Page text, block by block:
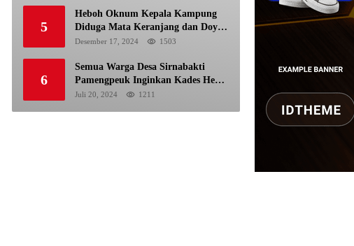
5
Heboh Oknum Kepala Kampung
Diduga Mata Keranjang dan Doyan
Istri Orang
Desember 17, 2024 1503
6
Semua Warga Desa Sirnabakti
Pamengpeuk Inginkan Kades Herdi
Hidayat di Berhentikan Dari
Juli 20, 2024 1211